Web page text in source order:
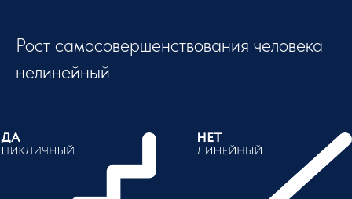
Рост самосовершенствования человека
нелинейный